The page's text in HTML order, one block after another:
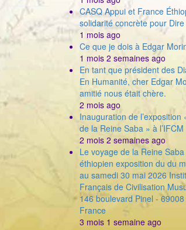
CASQ Appui et France
solidarité concrète pour
1 mois ago
Ce que je dois à Edgar
1 mois 2 semaines ago
En tant que président des
En Humanité, cher Edgar
amitié nous était chère.
2 mois ago
Inauguration de l’exposition
de la Reine Saba » à l’IFCM
2 mois 2 semaines ago
Le voyage de la Reine
éthiopien exposition du du
au samedi 30 mai 2026
Français de Civilisation
146 boulevard Pinel - 69008
France
3 mois 1 semaine ago